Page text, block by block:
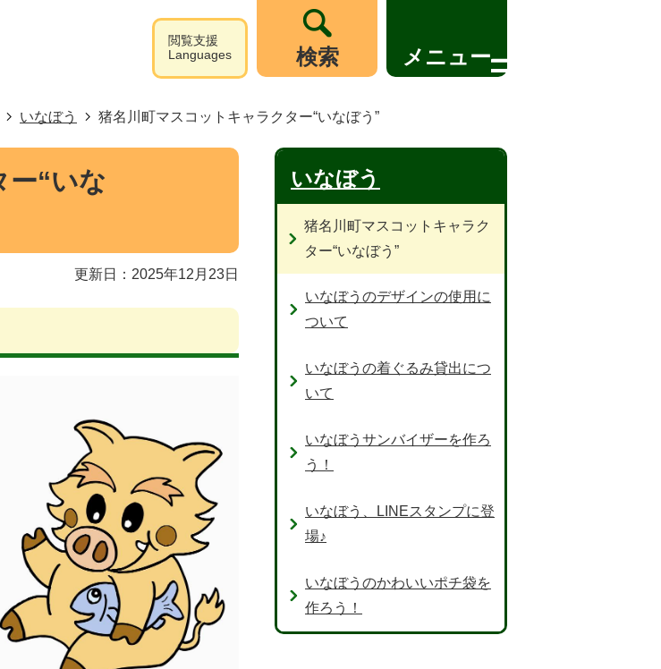
閲覧支援
Languages
検索 メニュー
いなぼう 猪名川町マスコットキャラクター“いなぼう”
ー“いな
更新日：2025年12月23日
いなぼう
猪名川町マスコットキャラク
ター“いなぼう”
いなぼうのデザインの使用に
ついて
いなぼうの着ぐるみ貸出につ
いて
いなぼうサンバイザーを作ろ
う！
いなぼう、LINEスタンプに登
場♪
いなぼうのかわいいポチ袋を
作ろう！